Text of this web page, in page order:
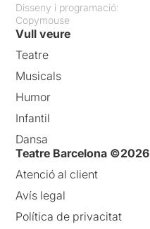
Disseny i programació:
Copymouse
Vull veure
Teatre
Musicals
Humor
Infantil
Dansa
Teatre Barcelona ©2026
Atenció al client
Avís legal
Política de privacitat